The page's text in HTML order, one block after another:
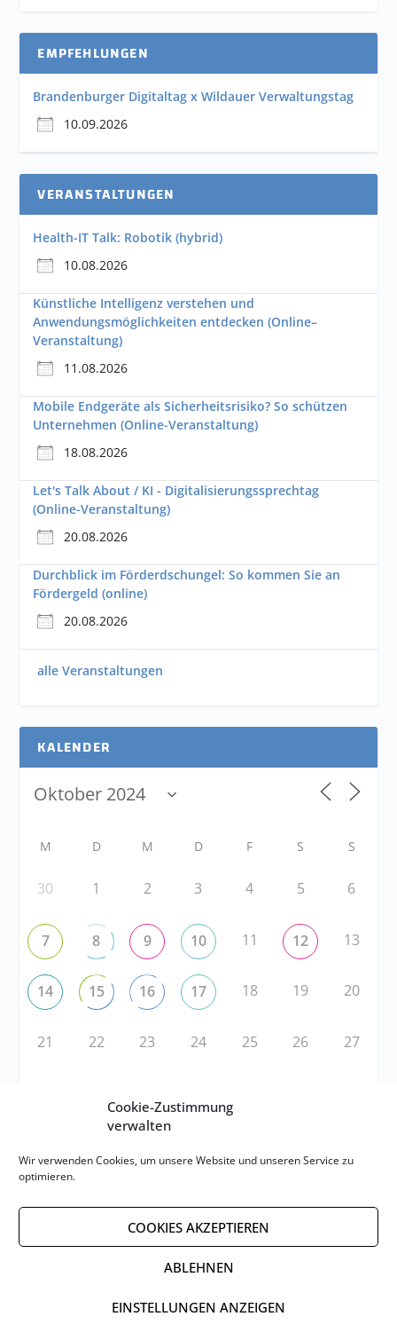
Cookie-Zustimmung
verwalten
Wir verwenden Cookies, um unsere Website und unseren Service zu
optimieren.
COOKIES AKZEPTIEREN
ABLEHNEN
EINSTELLUNGEN ANZEIGEN
EMPFEHLUNGEN
Brandenburger Digitaltag x Wildauer Verwaltungstag
10.09.2026
VERANSTALTUNGEN
Health-IT Talk: Robotik (hybrid)
10.08.2026
Künstliche Intelligenz verstehen und
Anwendungsmöglichkeiten entdecken (Online–
Veranstaltung)
11.08.2026
Mobile Endgeräte als Sicherheitsrisiko? So schützen
Unternehmen (Online-Veranstaltung)
18.08.2026
Let's Talk About / KI - Digitalisierungssprechtag
(Online-Veranstaltung)
20.08.2026
Durchblick im Förderdschungel: So kommen Sie an
Fördergeld (online)
20.08.2026
alle Veranstaltungen
KALENDER
M D M D F S S
30 1 2 3 4 5 6
7 8 9 10 11 12 13
14 15 16 17 18 19 20
21 22 23 24 25 26 27
RSS
RSS-FEED abonnieren